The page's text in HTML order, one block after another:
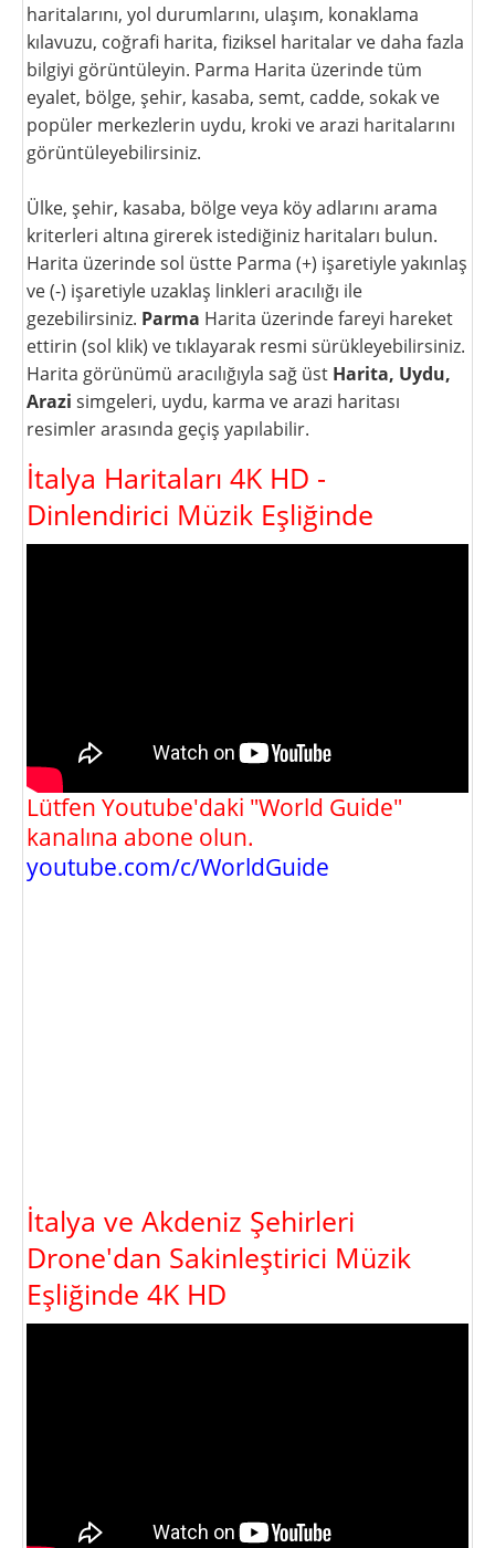
haritalarını, yol durumlarını, ulaşım, konaklama
kılavuzu, coğrafi harita, fiziksel haritalar ve daha fazla
bilgiyi görüntüleyin. Parma Harita üzerinde tüm
eyalet, bölge, şehir, kasaba, semt, cadde, sokak ve
popüler merkezlerin uydu, kroki ve arazi haritalarını
görüntüleyebilirsiniz.
Ülke, şehir, kasaba, bölge veya köy adlarını arama
kriterleri altına girerek istediğiniz haritaları bulun.
Harita üzerinde sol üstte Parma (+) işaretiyle yakınlaş
ve (-) işaretiyle uzaklaş linkleri aracılığı ile
gezebilirsiniz. Parma Harita üzerinde fareyi hareket
ettirin (sol klik) ve tıklayarak resmi sürükleyebilirsiniz.
Harita görünümü aracılığıyla sağ üst Harita, Uydu,
Arazi simgeleri, uydu, karma ve arazi haritası
resimler arasında geçiş yapılabilir.
İtalya Haritaları 4K HD -
Dinlendirici Müzik Eşliğinde
Lütfen Youtube'daki "World Guide"
kanalına abone olun.
youtube.com/c/WorldGuide
İtalya ve Akdeniz Şehirleri
Drone'dan Sakinleştirici Müzik
Eşliğinde 4K HD